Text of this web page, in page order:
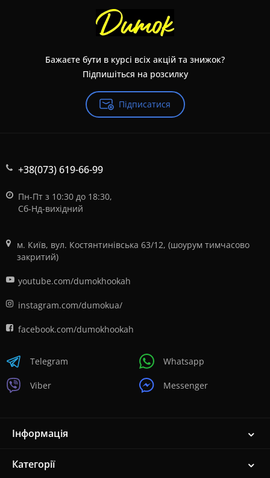
Бажаєте бути в курсі всіх акцій та знижок?
Підпишіться на розсилку
Підписатися
+38(073) 619-66-99
Пн-Пт з 10:30 до 18:30,
Сб-Нд-вихідний
м. Київ, вул. Костянтинівська 63/12, (шоурум тимчасово
закритий)
youtube.com/dumokhookah
instagram.com/dumokua/
facebook.com/dumokhookah
Telegram
Viber
Whatsapp
Messenger
Інформація
Категорії